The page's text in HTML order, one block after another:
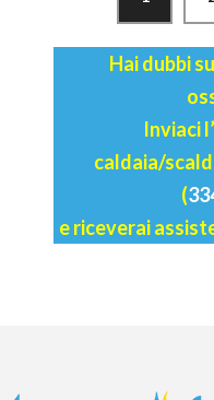
Hai dubbi
Inviaci
caldaia/
(
e riceverai